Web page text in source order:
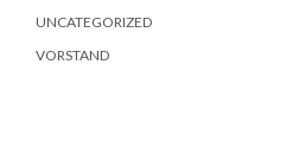
UNCATEGORIZED
VORSTAND